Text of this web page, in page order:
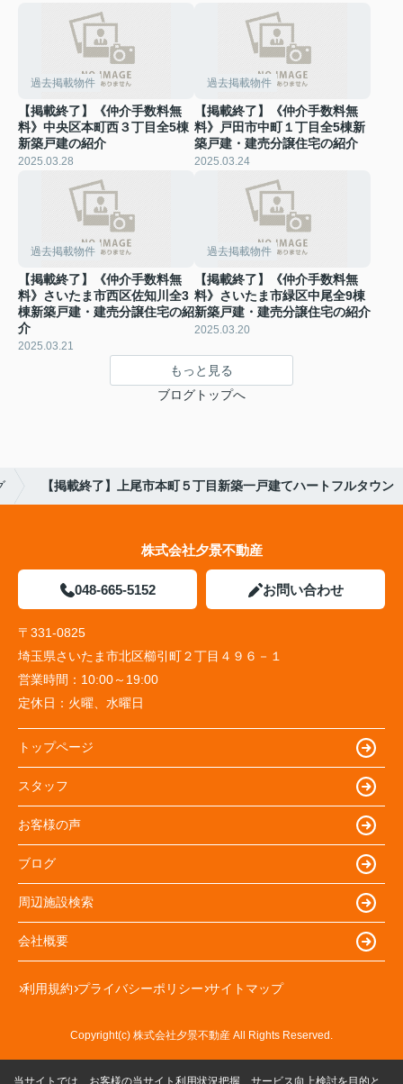
過去掲載物件
【掲載終了】《仲介手数料無
料》中央区本町西３丁目全5棟
新築戸建の紹介
2025.03.28
過去掲載物件
【掲載終了】《仲介手数料無
料》戸田市中町１丁目全5棟新
築戸建・建売分譲住宅の紹介
2025.03.24
過去掲載物件
【掲載終了】《仲介手数料無
料》さいたま市西区佐知川全3
棟新築戸建・建売分譲住宅の紹
介
2025.03.21
過去掲載物件
【掲載終了】《仲介手数料無
料》さいたま市緑区中尾全9棟
新築戸建・建売分譲住宅の紹介
2025.03.20
もっと見る
ブログトップへ
【掲載終了】上尾市本町５丁目新築一戸建てハートフルタウン
株式会社夕景不動産
048-665-5152 お問い合わせ
〒331-0825
埼玉県さいたま市北区櫛引町２丁目４９６－１
営業時間： 10:00～19:00
定休日： 火曜、水曜日
トップページ
スタッフ
お客様の声
ブログ
周辺施設検索
会社概要
利用規約 プライバシーポリシー サイトマップ
Copyright(c) 株式会社夕景不動産 All Rights Reserved.
当サイトでは、お客様の当サイト利用状況把握、サービス向上検討を目的と